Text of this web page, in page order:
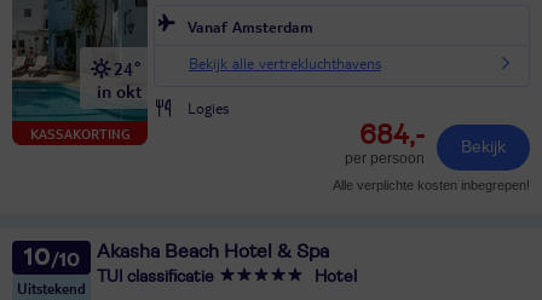
KASSAKORTING
24°
in okt
Vanaf Amsterdam
Bekijk alle vertrekluchthavens
Logies
684,-
per persoon
Bekijk
Alle verplichte kosten inbegrepen!
10
Uitstekend
Akasha Beach Hotel & Spa
TUI classificatie Hotel